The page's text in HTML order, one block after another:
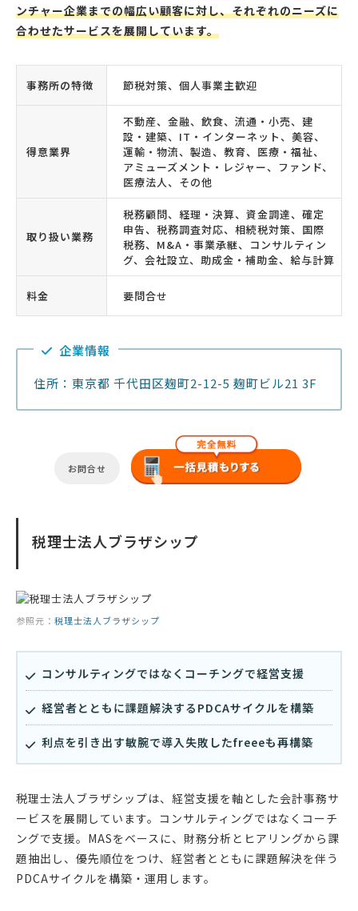
ンチャー企業までの幅広い顧客に対し、それぞれのニーズに
合わせたサービスを展開しています。
事務所の特徴 節税対策、個人事業主歓迎
得意業界
不動産、金融、飲食、流通・小売、建
設・建築、IT・インターネット、美容、
運輸・物流、製造、教育、医療・福祉、
アミューズメント・レジャー、ファンド、
医療法人、その他
取り扱い業務
税務顧問、経理・決算、資金調達、確定
申告、税務調査対応、相続税対策、国際
税務、M&A・事業承継、コンサルティン
グ、会社設立、助成金・補助金、給与計算
料金 要問合せ
企業情報
住所：東京都 千代田区麹町2-12-5 麹町ビル21 3F
お問合せ
税理士法人ブラザシップ
参照元： 税理士法人ブラザシップ
コンサルティングではなくコーチングで経営支援
経営者とともに課題解決するPDCAサイクルを構築
利点を引き出す敏腕で導入失敗したfreeeも再構築
税理士法人ブラザシップは、経営支援を軸とした会計事務サ
ービスを展開しています。コンサルティングではなくコーチ
ングで支援。MASをベースに、財務分析とヒアリングから課
題抽出し、優先順位をつけ、経営者とともに課題解決を伴う
PDCAサイクルを構築・運用します。